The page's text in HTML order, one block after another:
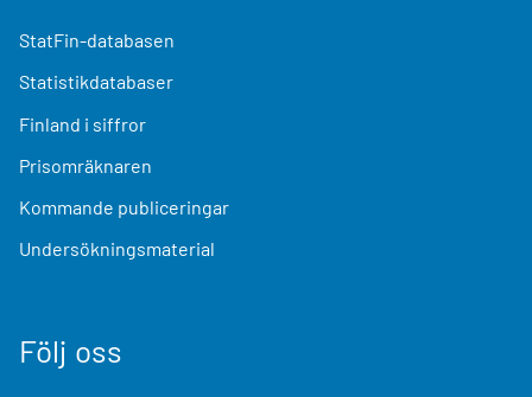
StatFin-databasen
Statistikdatabaser
Finland i siffror
Prisomräknaren
Kommande publiceringar
Undersökningsmaterial
Följ oss